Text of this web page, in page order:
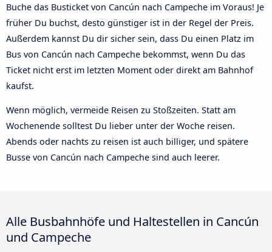
Buche das Busticket von Cancún nach Campeche im Voraus! Je
früher Du buchst, desto günstiger ist in der Regel der Preis.
Außerdem kannst Du dir sicher sein, dass Du einen Platz im
Bus von Cancún nach Campeche bekommst, wenn Du das
Ticket nicht erst im letzten Moment oder direkt am Bahnhof
kaufst.
Wenn möglich, vermeide Reisen zu Stoßzeiten. Statt am
Wochenende solltest Du lieber unter der Woche reisen.
Abends oder nachts zu reisen ist auch billiger, und spätere
Busse von Cancún nach Campeche sind auch leerer.
Alle Busbahnhöfe und Haltestellen in Cancún
und Campeche